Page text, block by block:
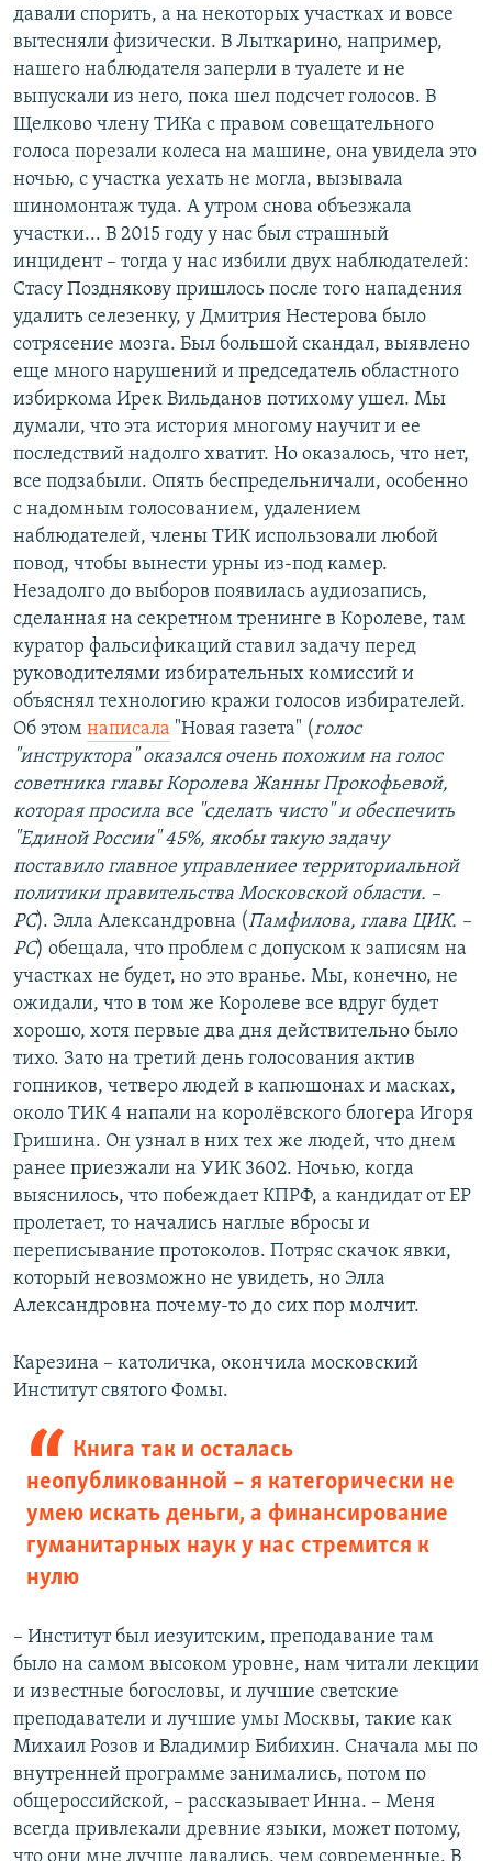
давали спорить, а на некоторых участках и вовсе
вытесняли физически. В Лыткарино, например,
нашего наблюдателя заперли в туалете и не
выпускали из него, пока шел подсчет голосов. В
Щелково члену ТИКа с правом совещательного
голоса порезали колеса на машине, она увидела это
ночью, с участка уехать не могла, вызывала
шиномонтаж туда. А утром снова объезжала
участки... В 2015 году у нас был страшный
инцидент – тогда у нас избили двух наблюдателей:
Стасу Позднякову пришлось после того нападения
удалить селезенку, у Дмитрия Нестерова было
сотрясение мозга. Был большой скандал, выявлено
еще много нарушений и председатель областного
избиркома Ирек Вильданов потихому ушел. Мы
думали, что эта история многому научит и ее
последствий надолго хватит. Но оказалось, что нет,
все подзабыли. Опять беспредельничали, особенно
с надомным голосованием, удалением
наблюдателей, члены ТИК использовали любой
повод, чтобы вынести урны из-под камер.
Незадолго до выборов появилась аудиозапись,
сделанная на секретном тренинге в Королеве, там
куратор фальсификаций ставил задачу перед
руководителями избирательных комиссий и
объяснял технологию кражи голосов избирателей.
Об этом написала "Новая газета" (голос
"инструктора" оказался очень похожим на голос
советника главы Королева Жанны Прокофьевой,
которая просила все "сделать чисто" и обеспечить
"Единой России" 45%, якобы такую задачу
поставило главное управлениее территориальной
политики правительства Московской области. –
РС). Элла Александровна (Памфилова, глава ЦИК. –
РС) обещала, что проблем с допуском к записям на
участках не будет, но это вранье. Мы, конечно, не
ожидали, что в том же Королеве все вдруг будет
хорошо, хотя первые два дня действительно было
тихо. Зато на третий день голосования актив
гопников, четверо людей в капюшонах и масках,
около ТИК 4 напали на королёвского блогера Игоря
Гришина. Он узнал в них тех же людей, что днем
ранее приезжали на УИК 3602. Ночью, когда
выяснилось, что побеждает КПРФ, а кандидат от ЕР
пролетает, то начались наглые вбросы и
переписывание протоколов. Потряс скачок явки,
который невозможно не увидеть, но Элла
Александровна почему-то до сих пор молчит.
Карезина – католичка, окончила московский
Институт святого Фомы.
Книга так и осталась
неопубликованной – я категорически не
умею искать деньги, а финансирование
гуманитарных наук у нас стремится к
нулю
– Институт был иезуитским, преподавание там
было на самом высоком уровне, нам читали лекции
и известные богословы, и лучшие светские
преподаватели и лучшие умы Москвы, такие как
Михаил Розов и Владимир Бибихин. Сначала мы по
внутренней программе занимались, потом по
общероссийской, – рассказывает Инна. – Меня
всегда привлекали древние языки, может потому,